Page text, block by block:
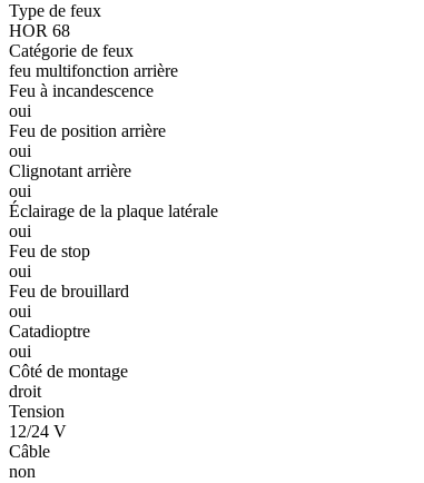
Type de feux
HOR 68
Catégorie de feux
feu multifonction arrière
Feu à incandescence
oui
Feu de position arrière
oui
Clignotant arrière
oui
Éclairage de la plaque latérale
oui
Feu de stop
oui
Feu de brouillard
oui
Catadioptre
oui
Côté de montage
droit
Tension
12/24 V
Câble
non